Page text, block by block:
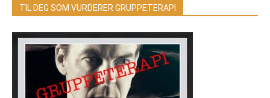
TIL DEG SOM VURDERER GRUPPETERAPI